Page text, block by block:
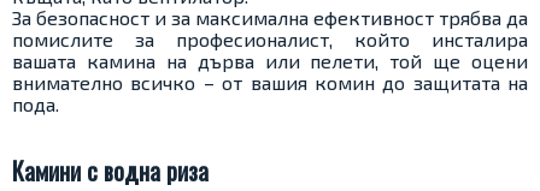
За безопасност и за максимална ефективност трябва да
помислите за професионалист, който инсталира
вашата камина на дърва или пелети, той ще оцени
внимателно всичко – от вашия комин до защитата на
пода.
Камини с водна риза